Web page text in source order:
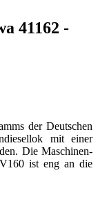
41162 -
der Deutschen
mit einer
Die Maschinen-
V160 ist eng an die